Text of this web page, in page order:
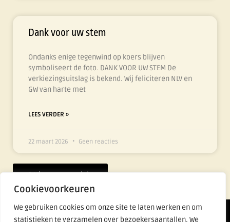
Cookievoorkeuren
We gebruiken cookies om onze site te laten werken en om
statistieken te verzamelen over bezoekersaantallen. We
Dank voor uw stem
Ondanks enige tegenwind op koers blijven
symboliseert de foto. DANK VOOR UW STEM De
verkiezingsuitslag is bekend. Wij feliciteren NLV en
GW van harte met
LEES VERDER »
22 maart 2026 Geen reacties
Nieuws overzicht
Lijst Fier